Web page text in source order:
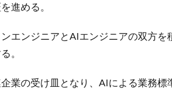
進める。
エンジニアとAIエンジニアの双方を
。
業の受け皿となり、AIによる業務